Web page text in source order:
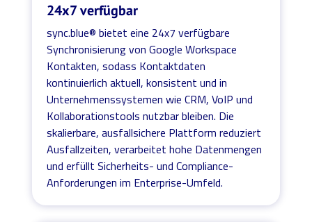
24x7 verfügbar
sync.blue® bietet eine 24x7 verfügbare
Synchronisierung von Google Workspace
Kontakten, sodass Kontaktdaten
kontinuierlich aktuell, konsistent und in
Unternehmenssystemen wie CRM, VoIP und
Kollaborationstools nutzbar bleiben. Die
skalierbare, ausfallsichere Plattform reduziert
Ausfallzeiten, verarbeitet hohe Datenmengen
und erfüllt Sicherheits- und Compliance-
Anforderungen im Enterprise-Umfeld.